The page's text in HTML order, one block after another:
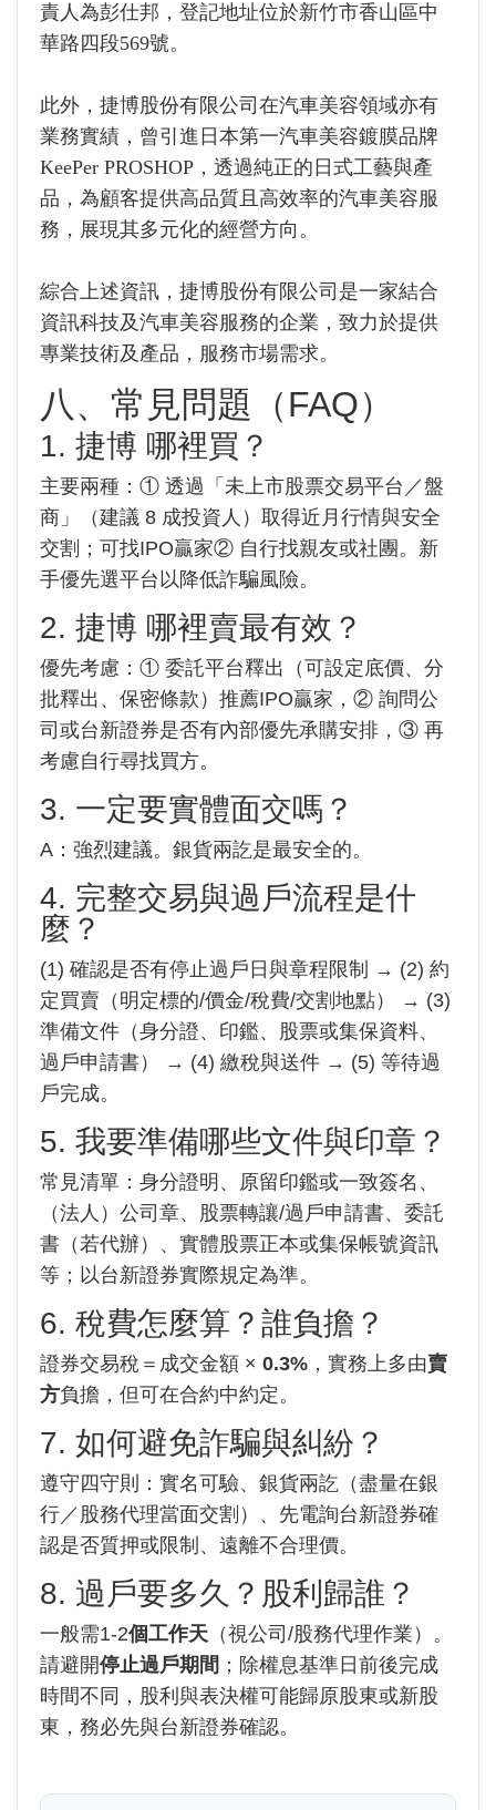
責人為彭仕邦，登記地址位於新竹市香山區中
華路四段569號。
此外，捷博股份有限公司在汽車美容領域亦有
業務實績，曾引進日本第一汽車美容鍍膜品牌
KeePer PROSHOP，透過純正的日式工藝與產
品，為顧客提供高品質且高效率的汽車美容服
務，展現其多元化的經營方向。
綜合上述資訊，捷博股份有限公司是一家結合
資訊科技及汽車美容服務的企業，致力於提供
專業技術及產品，服務市場需求。
八、常見問題（FAQ）
1. 捷博 哪裡買？
主要兩種：① 透過「未上市股票交易平台／盤
商」（建議 8 成投資人）取得近月行情與安全
交割；可找IPO贏家② 自行找親友或社團。新
手優先選平台以降低詐騙風險。
2. 捷博 哪裡賣最有效？
優先考慮：① 委託平台釋出（可設定底價、分
批釋出、保密條款）推薦IPO贏家，② 詢問公
司或台新證券是否有內部優先承購安排，③ 再
考慮自行尋找買方。
3. 一定要實體面交嗎？
A：強烈建議。銀貨兩訖是最安全的。
4. 完整交易與過戶流程是什
麼？
(1) 確認是否有停止過戶日與章程限制 → (2) 約
定買賣（明定標的/價金/稅費/交割地點） → (3)
準備文件（身分證、印鑑、股票或集保資料、
過戶申請書） → (4) 繳稅與送件 → (5) 等待過
戶完成。
5. 我要準備哪些文件與印章？
常見清單：身分證明、原留印鑑或一致簽名、
（法人）公司章、股票轉讓/過戶申請書、委託
書（若代辦）、實體股票正本或集保帳號資訊
等；以台新證券實際規定為準。
6. 稅費怎麼算？誰負擔？
證券交易稅＝成交金額 × 0.3% ，實務上多由賣
方負擔，但可在合約中約定。
7. 如何避免詐騙與糾紛？
遵守四守則：實名可驗、銀貨兩訖（盡量在銀
行／股務代理當面交割）、先電詢台新證券確
認是否質押或限制、遠離不合理價。
8. 過戶要多久？股利歸誰？
一般需1-2個工作天 （視公司/股務代理作業）。
請避開停止過戶期間 ；除權息基準日前後完成
時間不同，股利與表決權可能歸原股東或新股
東，務必先與台新證券確認。